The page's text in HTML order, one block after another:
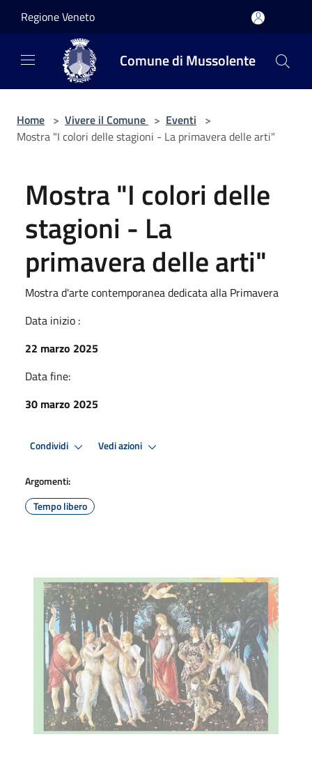
Regione Veneto
Comune di Mussolente
Home > Vivere il Comune > Eventi >
Mostra "I colori delle stagioni - La primavera delle arti"
Mostra "I colori delle
stagioni - La
primavera delle arti"
Mostra d'arte contemporanea dedicata alla Primavera
Data inizio :
22 marzo 2025
Data fine:
30 marzo 2025
Condividi Vedi azioni
Argomenti:
Tempo libero